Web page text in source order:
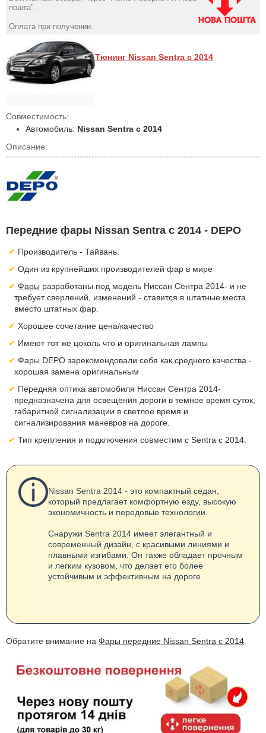
пошта".
Оплата при получении.
Тюнинг Nissan Sentra с 2014
Совместимость:
Автомобиль: Nissan Sentra с 2014
Описание:
Передние фары Nissan Sentra с 2014 - DEPO
Производитель - Тайвань.
Один из крупнейших производителей фар в мире
Фары разработаны под модель Ниссан Сентра 2014- и не
требует сверлений, изменений - ставится в штатные места
вместо штатных фар.
Хорошее сочетание цена/качество
Имеют тот же цоколь что и оригинальная лампы
Фары DEPO зарекомендовали себя как среднего качества -
хорошая замена оригинальным
Передняя оптика автомобиля Ниссан Сентра 2014-
предназначена для освещения дороги в темное время суток,
габаритной сигнализации в светлое время и
сигнализирования маневров на дороге.
Тип крепления и подключения совместим с Sentra с 2014.
Nissan Sentra 2014 - это компактный седан,
который предлагает комфортную езду, высокую
экономичность и передовые технологии.
Снаружи Sentra 2014 имеет элегантный и
современный дизайн, с красивыми линиями и
плавными изгибами. Он также обладает прочным
и легким кузовом, что делает его более
устойчивым и эффективным на дороге.
Обратите внимание на Фары передние Nissan Sentra с 2014